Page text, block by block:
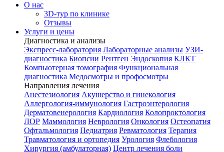
О нас
3D-тур по клинике
Отзывы
Услуги и цены
Диагностика и анализы
Экспресс-лаборатория Лабораторные анализы УЗИ-
диагностика Биопсии Рентген Эндоскопия КЛКТ
Компьютерная томография Функциональная
диагностика Медосмотры и профосмотры
Направления лечения
Анестезиология Акушерство и гинекология
Аллергология-иммунология Гастроэнтерология
Дерматовенерология Кардиология Колопроктология
ЛОР Маммология Неврология Онкология Остеопатия
Офтальмология Педиатрия Ревматология Терапия
Травматология и ортопедия Урология Флебология
Хирургия (амбулаторная) Центр лечения боли